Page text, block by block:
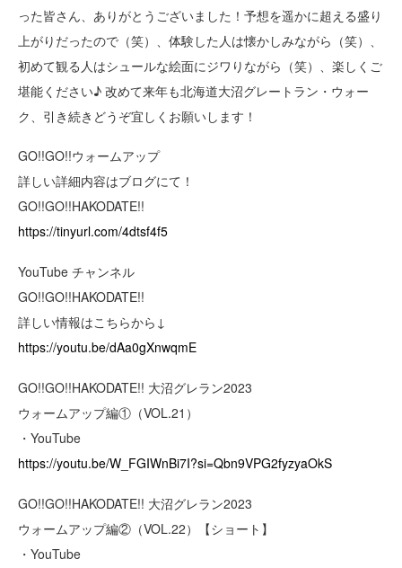
った皆さん、ありがとうございました！予想を遥かに超える盛り
上がりだったので（笑）、体験した人は懐かしみながら（笑）、
初めて観る人はシュールな絵面にジワりながら（笑）、楽しくご
堪能ください♪ 改めて来年も北海道大沼グレートラン・ウォー
ク、引き続きどうぞ宜しくお願いします！
GO!!GO!!ウォームアップ
詳しい詳細内容はブログにて！
GO!!GO!!HAKODATE!!
https://tinyurl.com/4dtsf4f5
YouTube チャンネル
GO!!GO!!HAKODATE!!
詳しい情報はこちらから↓
https://youtu.be/dAa0gXnwqmE
GO!!GO!!HAKODATE!! 大沼グレラン2023
ウォームアップ編①（VOL.21）
・YouTube
https://youtu.be/W_FGIWnBi7I?si=Qbn9VPG2fyzyaOkS
GO!!GO!!HAKODATE!! 大沼グレラン2023
ウォームアップ編②（VOL.22）【ショート】
・YouTube